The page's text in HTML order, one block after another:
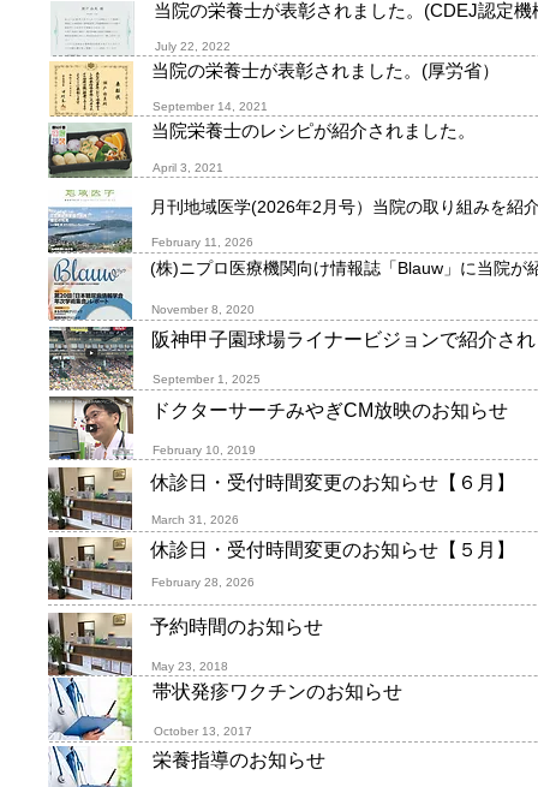
当院の栄養士が表彰されました。(CDEJ認定機
July 22, 2022
当院の栄養士が表彰されました。(厚労省）
September 14, 2021
当院栄養士のレシピが紹介されました。
April 3, 2021
月刊地域医学(2026年2月号）当院の取り組みを紹
February 11, 2026
(株)ニプロ医療機関向け情報誌「Blauw」に当院が
November 8, 2020
阪神甲子園球場ライナービジョンで紹介さ
September 1, 2025
ドクターサーチみやぎCM放映のお知らせ
February 10, 2019
休診日・受付時間変更のお知らせ【６月】
March 31, 2026
休診日・受付時間変更のお知らせ【５月】
February 28, 2026
予約時間のお知らせ
May 23, 2018
帯状発疹ワクチンのお知らせ
October 13, 2017
栄養指導のお知らせ